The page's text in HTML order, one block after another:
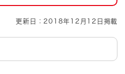
更新日：2018年12月12日掲載